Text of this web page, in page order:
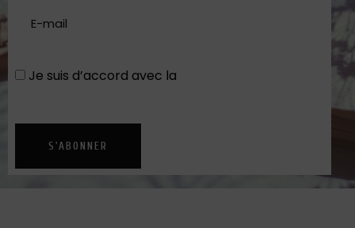
Je suis d’accord avec la
S'ABONNER